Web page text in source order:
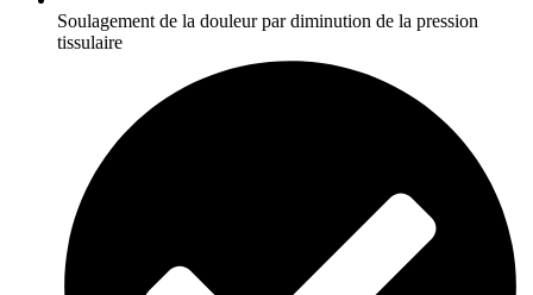
Soulagement de la douleur par diminution de la pression
tissulaire